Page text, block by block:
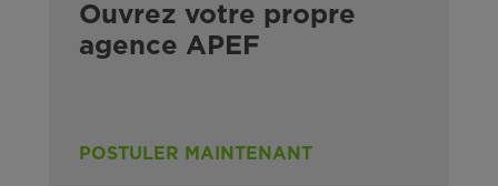
Ouvrez votre propre
agence APEF
POSTULER MAINTENANT